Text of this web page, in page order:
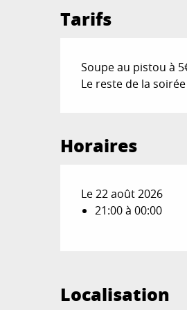
Tarifs
Soupe au pistou à
Le reste de la
Horaires
Le 22 août 2026
21:00 à 00:00
Localisation